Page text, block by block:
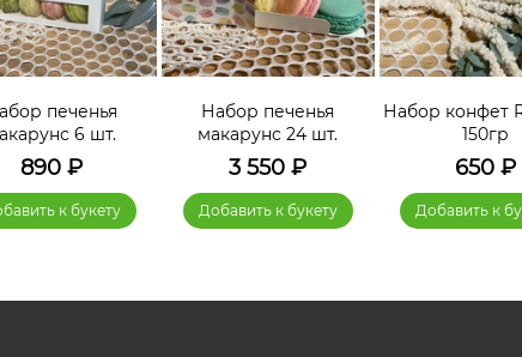
печенья
6 шт.
890₽
к букету
Набор печенья
макарунс 24 шт.
3 550 ₽
Добавить к букету
Набор конфет
150гр
650₽
Добавить к